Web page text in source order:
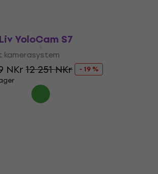
YoloCam S7
kamerasystem
NKr12 251 NKr
- 19 %